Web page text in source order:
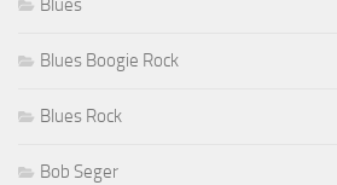
Blues
Blues Boogie Rock
Blues Rock
Bob Seger